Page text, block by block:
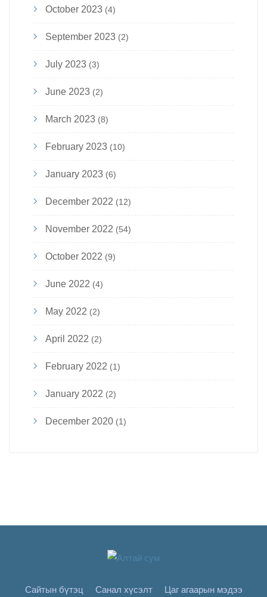
October 2023 (4)
September 2023 (2)
July 2023 (3)
June 2023 (2)
March 2023 (8)
February 2023 (10)
January 2023 (6)
December 2022 (12)
November 2022 (54)
October 2022 (9)
June 2022 (4)
May 2022 (2)
April 2022 (2)
February 2022 (1)
January 2022 (2)
December 2020 (1)
Сайтын бүтэц Санал хүсэлт Цаг агаарын мэдээ